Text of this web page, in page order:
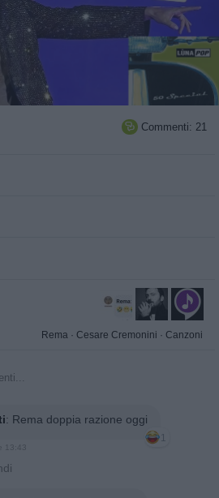
 Commenti: 21
Rema · Cesare Cremonini · Canzoni
: Rema doppia razione oggi
1
13:43